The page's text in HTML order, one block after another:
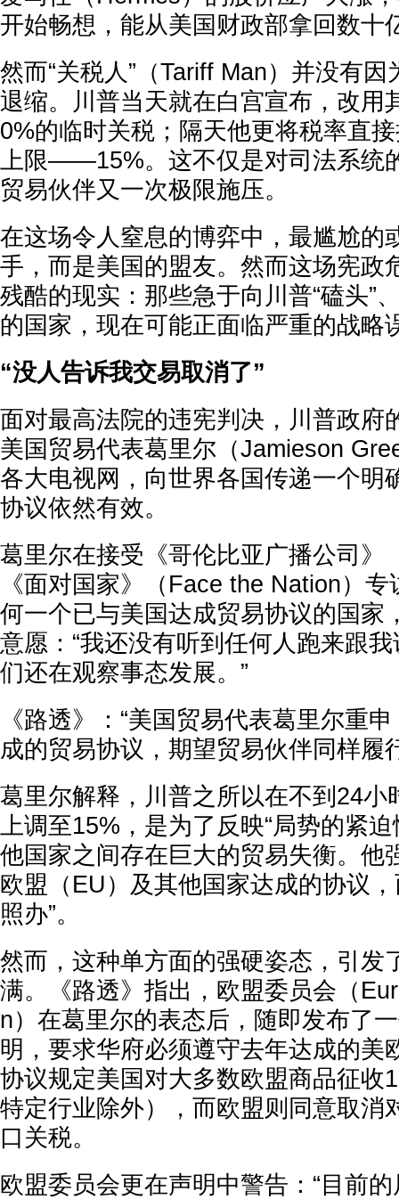
开始畅想，能从美国财政部拿回数十
然而“关税人”（Tariff Man）并没有
退缩。川普当天就在白宫宣布，改用
0%的临时关税；隔天他更将税率直
上限——15%。这不仅是对司法系统
贸易伙伴又一次极限施压。
在这场令人窒息的博弈中，最尴尬的
手，而是美国的盟友。然而这场宪政
残酷的现实：那些急于向川普“磕头”
的国家，现在可能正面临严重的战略
“没人告诉我交易取消了”
面对最高法院的违宪判决，川普政府
美国贸易代表葛里尔（Jamieson
各大电视网，向世界各国传递一个明
协议依然有效。
葛里尔在接受《哥伦比亚广播公司》
《面对国家》（Face the Nation）
何一个已与美国达成贸易协议的国家
意愿：“我还没有听到任何人跑来跟
们还在观察事态发展。”
《路透》：“美国贸易代表葛里尔重
成的贸易协议，期望贸易伙伴同样履
葛里尔解释，川普之所以在不到24小
上调至15%，是为了反映“局势的紧
他国家之间存在巨大的贸易失衡。他
欧盟（EU）及其他国家达成的协议
照办”。
然而，这种单方面的强硬姿态，引发
满。《路透》指出，欧盟委员会（
n）在葛里尔的表态后，随即发布了
明，要求华府必须遵守去年达成的美
协议规定美国对大多数欧盟商品征收
特定行业除外），而欧盟则同意取消
口关税。
欧盟委员会更在声明中警告：“目前